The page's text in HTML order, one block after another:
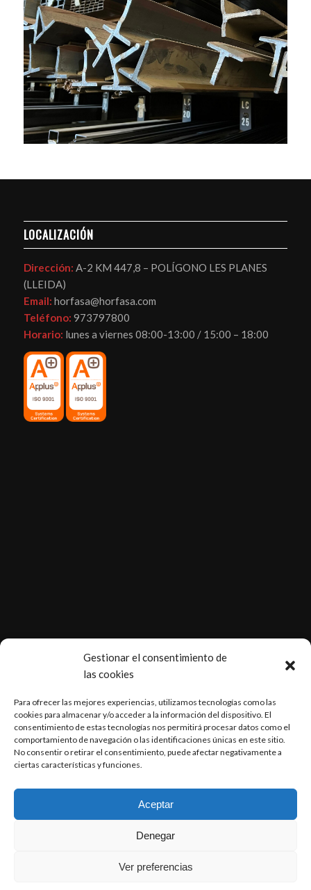
Gestionar el consentimiento de
las cookies
Para ofrecer las mejores experiencias, utilizamos tecnologías como las
cookies para almacenar y/o acceder a la información del dispositivo. El
consentimiento de estas tecnologías nos permitirá procesar datos como el
comportamiento de navegación o las identificaciones únicas en este sitio.
No consentir o retirar el consentimiento, puede afectar negativamente a
ciertas características y funciones.
Aceptar
Denegar
Ver preferencias
LOCALIZACIÓN
Dirección: A-2 KM 447,8 – POLÍGONO LES PLANES
(LLEIDA)
Email: horfasa@horfasa.com
Teléfono: 973797800
Horario: lunes a viernes 08:00-13:00 / 15:00 – 18:00
ÚLTIMAS NOTICIAS
Renovación ISO 9001
Horfasa ofrece soluciones a sus clientes